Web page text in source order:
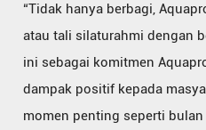
“Tidak hanya berbagi,
atau tali silaturahmi dengan
ini sebagai komitmen
dampak positif kepada
momen penting seperti bulan